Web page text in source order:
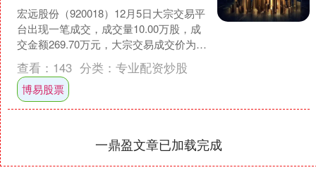
宏远股份（920018）12月5日大宗交易平
台出现一笔成交，成交量10.00万股，成
交金额269.70万元，大宗交易成交价为
26.97元，相对今日收盘价折价1.....
查看： 143 分类： 专业配资炒股
博易股票
一鼎盈文章已加载完成